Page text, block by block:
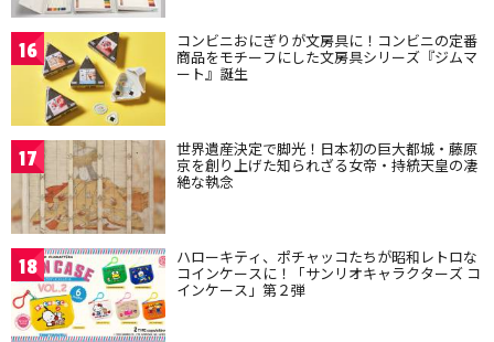
16 コンビニおにぎりが文房具に！コンビニの定番
商品をモチーフにした文房具シリーズ『ジムマ
ート』誕生
17 世界遺産決定で脚光！日本初の巨大都城・藤原
京を創り上げた知られざる女帝・持統天皇の凄
絶な執念
18 ハローキティ、ポチャッコたちが昭和レトロな
コインケースに！「サンリオキャラクターズ コ
インケース」第２弾